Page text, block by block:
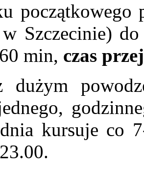
Szczecinie)
min, czas
dużym
kursuje co